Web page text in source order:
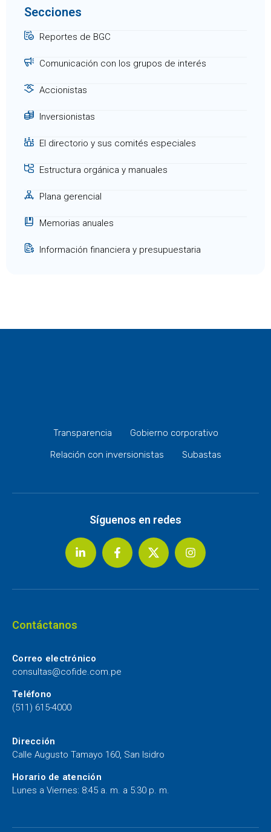
Secciones
Reportes de BGC
Comunicación con los grupos de interés
Accionistas
Inversionistas
El directorio y sus comités especiales
Estructura orgánica y manuales
Plana gerencial
Memorias anuales
Información financiera y presupuestaria
Transparencia
Gobierno corporativo
Relación con inversionistas
Subastas
Síguenos en redes
Contáctanos
Correo electrónico
consultas@cofide.com.pe
Teléfono
(511) 615-4000
Dirección
Calle Augusto Tamayo 160, San Isidro
Horario de atención
Lunes a Viernes: 8:45 a. m. a 5:30 p. m.